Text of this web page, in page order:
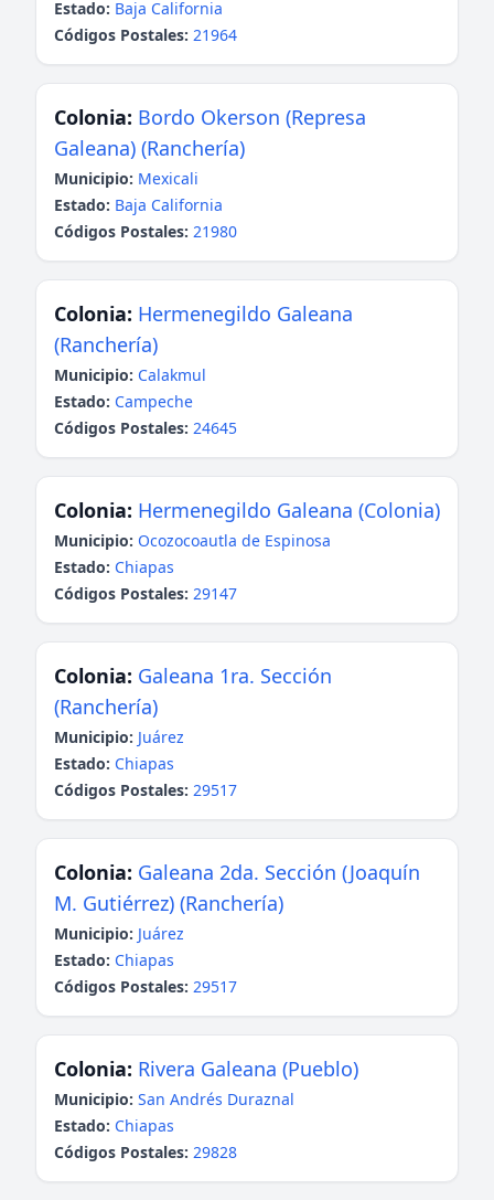
Estado: Baja California
Códigos Postales: 21964
Colonia: Bordo Okerson (Represa
Galeana) (Ranchería)
Municipio: Mexicali
Estado: Baja California
Códigos Postales: 21980
Colonia: Hermenegildo Galeana
(Ranchería)
Municipio: Calakmul
Estado: Campeche
Códigos Postales: 24645
Colonia: Hermenegildo Galeana (Colonia)
Municipio: Ocozocoautla de Espinosa
Estado: Chiapas
Códigos Postales: 29147
Colonia: Galeana 1ra. Sección
(Ranchería)
Municipio: Juárez
Estado: Chiapas
Códigos Postales: 29517
Colonia: Galeana 2da. Sección (Joaquín
M. Gutiérrez) (Ranchería)
Municipio: Juárez
Estado: Chiapas
Códigos Postales: 29517
Colonia: Rivera Galeana (Pueblo)
Municipio: San Andrés Duraznal
Estado: Chiapas
Códigos Postales: 29828